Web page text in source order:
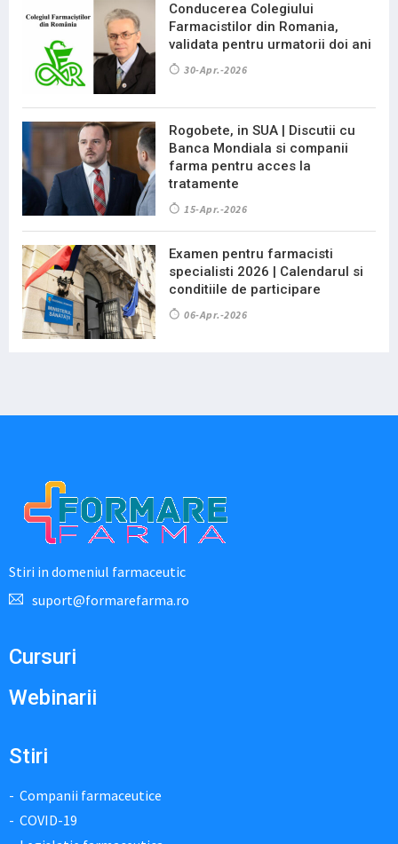
Conducerea Colegiului
Farmacistilor din Romania,
validata pentru urmatorii doi ani
30-Apr.-2026
Rogobete, in SUA | Discutii cu
Banca Mondiala si companii
farma pentru acces la
tratamente
15-Apr.-2026
Examen pentru farmacisti
specialisti 2026 | Calendarul si
conditiile de participare
06-Apr.-2026
Stiri in domeniul farmaceutic
suport@formarefarma.ro
Cursuri
Webinarii
Stiri
Companii farmaceutice
COVID-19